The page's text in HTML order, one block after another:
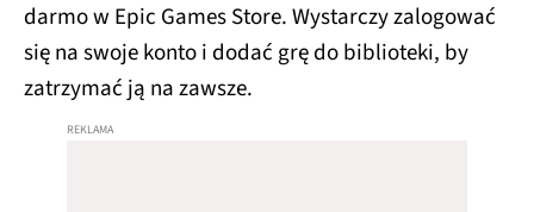
darmo w Epic Games Store. Wystarczy zalogować
się na swoje konto i dodać grę do biblioteki, by
zatrzymać ją na zawsze.